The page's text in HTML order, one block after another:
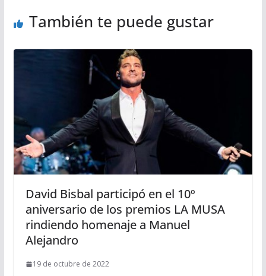
También te puede gustar
David Bisbal participó en el 10º
aniversario de los premios LA MUSA
rindiendo homenaje a Manuel
Alejandro
19 de octubre de 2022